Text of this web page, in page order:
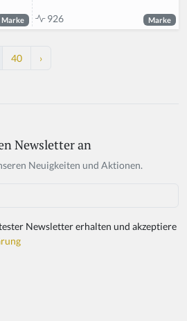
Marke 926 Marke
40 ›
Newsletter an
Neuigkeiten und Aktionen.
Newsletter erhalten und akzeptiere